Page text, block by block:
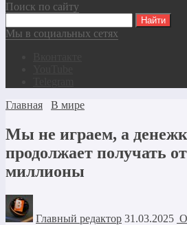
Поиск по сайту
Мы в социальных сетях
Главная
В мире
Мы не играем, а
продолжает получать
миллионы
Главный редактор 31.03.2025